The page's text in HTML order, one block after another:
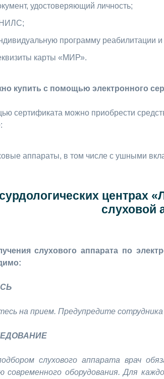
удостоверяющий личность;
программу реабилитации
карты «МИР».
купить с помощью электронного
сертификата можно приобрести
аппараты, в том числе с ушными
центрах
слуховой
слухового аппарата по
на прием. Предупредите
слухового аппарата врач
современного оборудования. Для